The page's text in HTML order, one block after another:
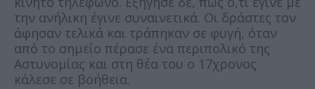
την ανήλικη έγινε συναινετικά. Οι δράστες τον
άφησαν τελικά και τράπηκαν σε φυγή, όταν
από το σημείο πέρασε ένα περιπολικό της
Αστυνομίας και στη θέα του ο 17χρονος
κάλεσε σε βοήθεια.